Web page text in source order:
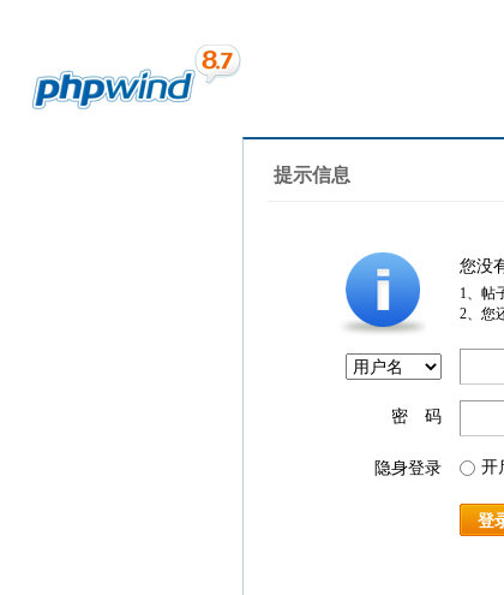
提示信息
您没
1、帖
2、您
密 码
隐身登录 开
登